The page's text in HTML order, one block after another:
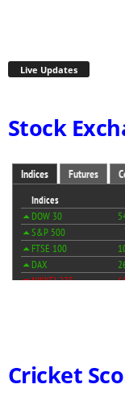
Live Updates
Stock
Cricket